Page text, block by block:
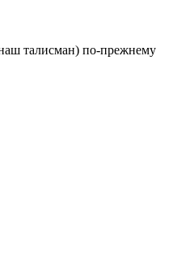
талисман) по-прежнему